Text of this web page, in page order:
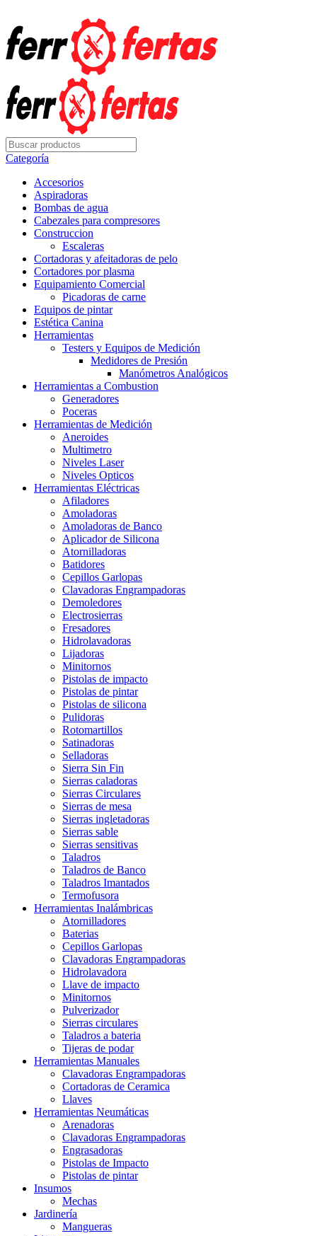
Categoría
Accesorios
Aspiradoras
Bombas de agua
Cabezales para compresores
Construccion
Escaleras
Cortadoras y afeitadoras de pelo
Cortadores por plasma
Equipamiento Comercial
Picadoras de carne
Equipos de pintar
Estética Canina
Herramientas
Testers y Equipos de Medición
Medidores de Presión
Manómetros Analógicos
Herramientas a Combustion
Generadores
Poceras
Herramientas de Medición
Aneroides
Multimetro
Niveles Laser
Niveles Opticos
Herramientas Eléctricas
Afiladores
Amoladoras
Amoladoras de Banco
Aplicador de Silicona
Atornilladoras
Batidores
Cepillos Garlopas
Clavadoras Engrampadoras
Demoledores
Electrosierras
Fresadores
Hidrolavadoras
Lijadoras
Minitornos
Pistolas de impacto
Pistolas de pintar
Pistolas de silicona
Pulidoras
Rotomartillos
Satinadoras
Selladoras
Sierra Sin Fin
Sierras caladoras
Sierras Circulares
Sierras de mesa
Sierras ingletadoras
Sierras sable
Sierras sensitivas
Taladros
Taladros de Banco
Taladros Imantados
Termofusora
Herramientas Inalámbricas
Atornilladores
Baterias
Cepillos Garlopas
Clavadoras Engrampadoras
Hidrolavadora
Llave de impacto
Minitornos
Pulverizador
Sierras circulares
Taladros a bateria
Tijeras de podar
Herramientas Manuales
Clavadoras Engrampadoras
Cortadoras de Ceramica
Llaves
Herramientas Neumáticas
Arenadoras
Clavadoras Engrampadoras
Engrasadoras
Pistolas de Impacto
Pistolas de pintar
Insumos
Mechas
Jardinería
Mangueras